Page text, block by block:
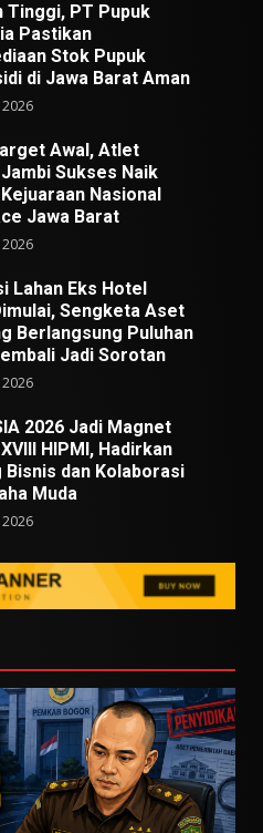
Tinggi, PT Pupuk
Pastikan
Stok Pupuk
di Jawa Barat Aman
2026
Awal, Atlet
Sukses Naik
Nasional
Jawa Barat
2026
Lahan Eks Hotel
Sengketa Aset
Berlangsung Puluhan
Jadi Sorotan
2026
2026 Jadi Magnet
HIPMI, Hadirkan
Bisnis dan Kolaborasi
Muda
2026